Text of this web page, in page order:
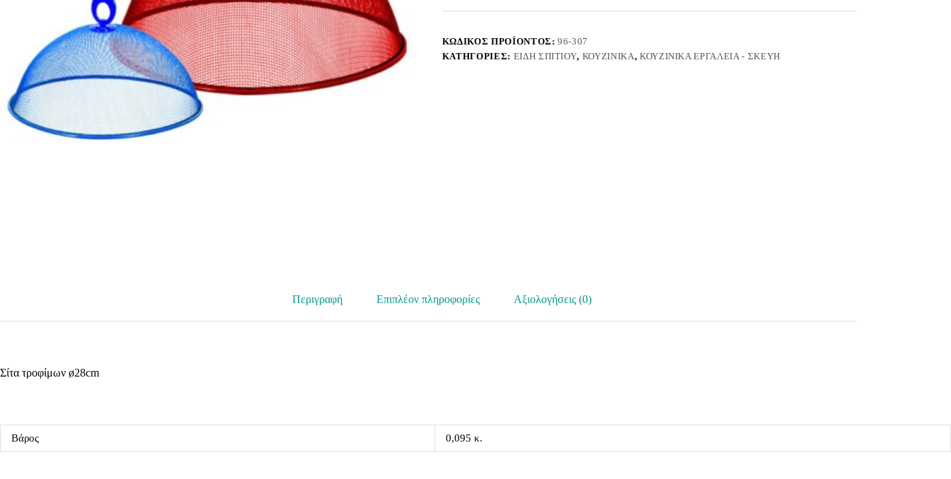
Homie
ποσότητα
ΚΩΔΙΚΌΣ ΠΡΟΪΌΝΤΟΣ:96-307
ΚΑΤΗΓΟΡΊΕΣ: ΕΊΔΗ ΣΠΙΤΙΟΎ, ΚΟΥΖΙΝΙΚΆ, ΚΟΥΖΙΝΙΚΆ ΕΡΓΑΛΕΊΑ - ΣΚΕΎΗ
Περιγραφή Επιπλέον πληροφορίες Αξιολογήσεις (0)
Σίτα τροφίμων ø28cm
Βάρος 0,095 κ.